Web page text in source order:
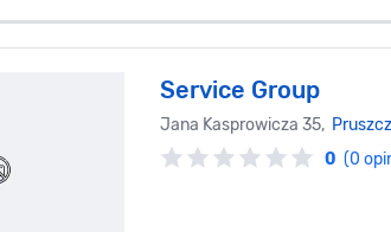
Service Group
Jana Kasprowicza 35,
0 (0